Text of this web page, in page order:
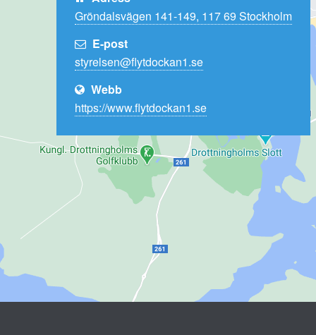
Gröndalsvägen 141-149, 117 69 Stockholm
E-post
Webb
https://www.flytdockan1.se